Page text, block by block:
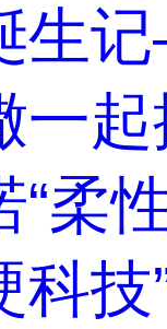
生
一
“柔
科技